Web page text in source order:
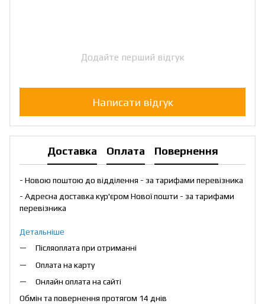
Додайте перший відгук
Написати відгук
Доставка Оплата Повернення
- Новою поштою до відділення - за тарифами перевізника
- Адресна доставка кур'єром Нової пошти - за тарифами
перевізника
Детальніше
Післяоплата при отриманні
Оплата на карту
Онлайн оплата на сайті
Обмін та повернення протягом 14 днів